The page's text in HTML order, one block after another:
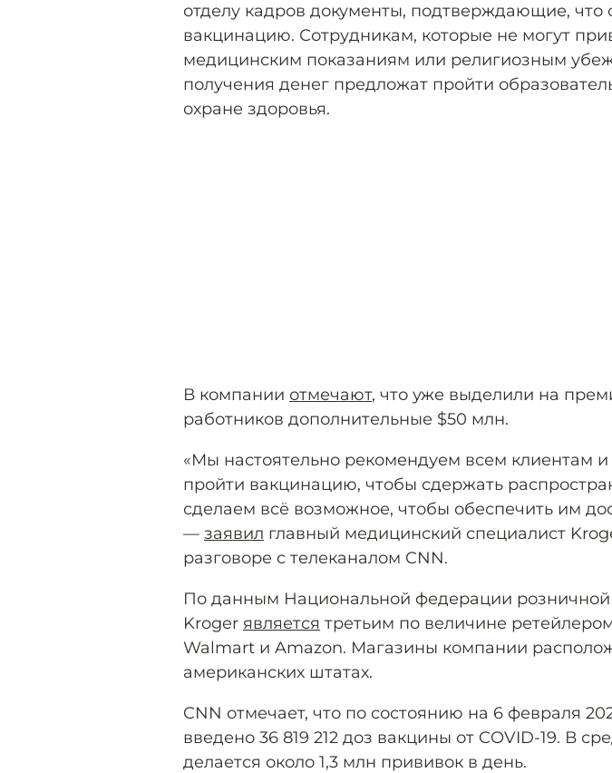
отделу кадров документы, подтверждающие,
вакцинацию. Сотрудникам, которые не могут
медицинским показаниям или религиозным
получения денег предложат пройти
охране здоровья.
В компании отмечают, что уже выделили на
работников дополнительные $50 млн.
«Мы настоятельно рекомендуем всем клиентам
пройти вакцинацию, чтобы сдержать
сделаем всё возможное, чтобы обеспечить им
— заявил главный медицинский специалист
разговоре с телеканалом CNN.
По данным Национальной федерации
Kroger является третьим по величине
Walmart и Amazon. Магазины компании
американских штатах.
CNN отмечает, что по состоянию на 6 февраля
введено 36 819 212 доз вакцины от COVID-19. В
делается около 1,3 млн прививок в день.